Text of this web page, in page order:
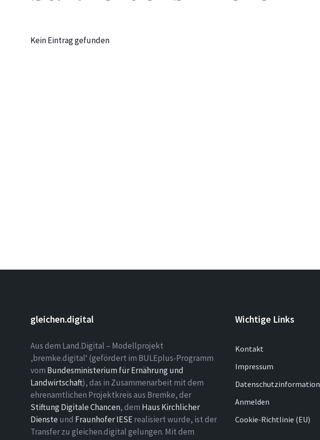
Kein Eintrag gefunden
gleichen.digital
Aus dem Land.Digital – Modellprojekt
‚bremke.digital‘ (gefördert im BULEplus-Programm
vom Bundesministerium für Ernährung und
Landwirtschaft), das in Zusammenarbeit mit dem
ehrenamtlichen Projektkreis aus Bremke, der
Stiftung Digitale Chancen, dem Haus Kirchlicher
Dienste und Fraunhofer IESErealisiert wurde, ist der
Transfer zu gleichen.digital gelungen. Mit dem
Wichtige Links
Kontakt
Impressum
Datenschutzinformation
Anmelden
Cookie-Richtlinie (EU)